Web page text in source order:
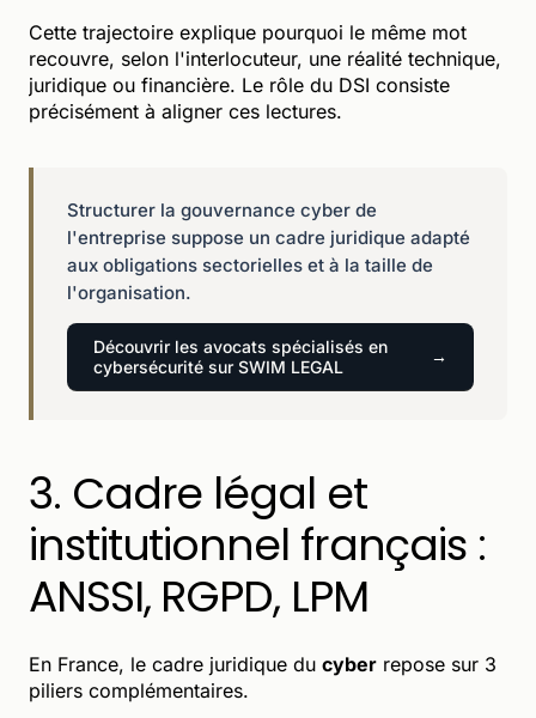
Cette trajectoire explique pourquoi le même mot
recouvre, selon l'interlocuteur, une réalité technique,
juridique ou financière. Le rôle du DSI consiste
précisément à aligner ces lectures.
Structurer la gouvernance cyber de
l'entreprise suppose un cadre juridique adapté
aux obligations sectorielles et à la taille de
l'organisation.
Découvrir les avocats spécialisés en
cybersécurité sur SWIM LEGAL
3. Cadre légal et
institutionnel français :
ANSSI, RGPD, LPM
En France, le cadre juridique du cyber repose sur 3
piliers complémentaires.